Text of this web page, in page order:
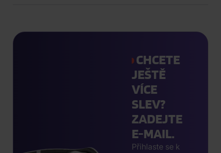
CHCETE
JEŠTĚ
VÍCE
SLEV?
ZADEJTE
E-MAIL.
Přihlaste se k